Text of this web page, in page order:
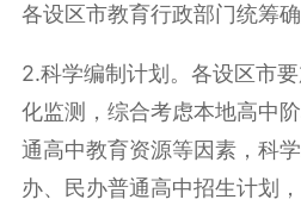
各设区市教育行政部门统筹确
2.科学编制计划。 各设区市
化监测，综合考虑本地高中
通高中教育资源等因素，科
办、民办普通高中招生计划